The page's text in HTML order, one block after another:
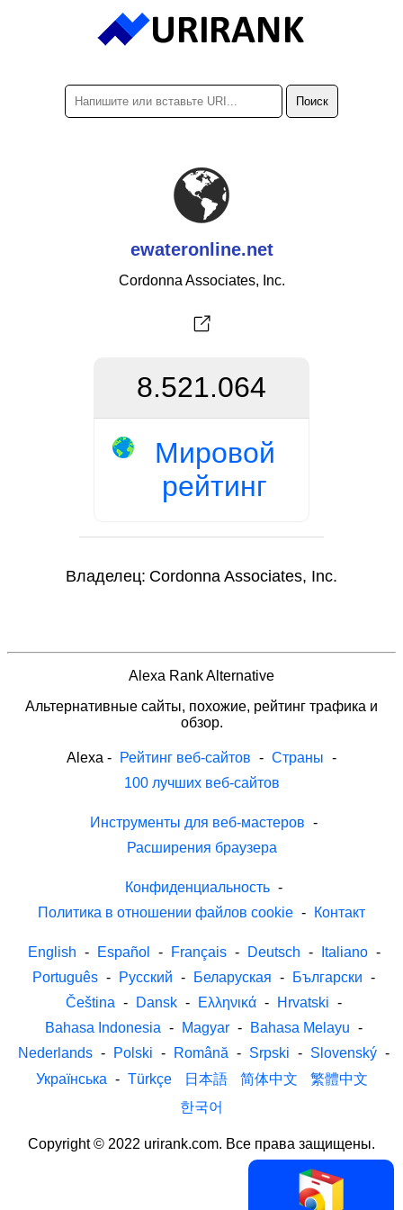
ewateronline.net
Cordonna Associates, Inc.
8.521.064
Мировой
рейтинг
Владелец: Cordonna Associates, Inc.
Alexa Rank Alternative
Альтернативные сайты, похожие, рейтинг трафика и
обзор.
Alexa - Рейтинг веб-сайтов - Страны -
100 лучших веб-сайтов
Инструменты для веб-мастеров -
Расширения браузера
Конфиденциальность -
Политика в отношении файлов cookie - Контакт
English - Español - Français - Deutsch - Italiano -
Português - Русский - Беларуская - Български -
Čeština - Dansk - Ελληνικά - Hrvatski -
Bahasa Indonesia - Magyar - Bahasa Melayu -
Nederlands - Polski - Română - Srpski - Slovenský -
Українська - Türkçe 日本語 简体中文
繁體中文
한국어
Copyright © 2022 urirank.com. Все права защищены.